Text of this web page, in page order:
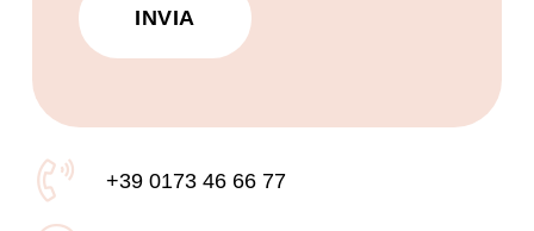
+39 0173 46 66 77